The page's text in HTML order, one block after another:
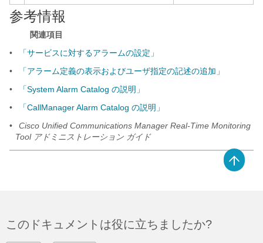
参考情報
関連項目
•
「サービスに対するアラームの設定」
•
「アラーム定義の表示およびユーザ指定の記述の追加」
•
「System Alarm Catalog の説明」
•
「CallManager Alarm Catalog の説明」
•
Cisco Unified Communications Manager Real-Time Monitoring
Tool アドミニストレーション ガイド
このドキュメントは役に立ちましたか?